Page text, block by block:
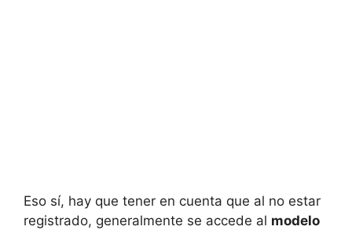
Eso sí, hay que tener en cuenta que al no estar
registrado, generalmente se accede al modelo